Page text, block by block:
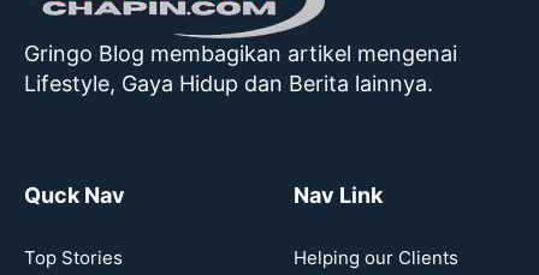
Gringo Blog membagikan artikel mengenai
Lifestyle, Gaya Hidup dan Berita lainnya.
Quck Nav
Top Stories
Nav Link
Helping our Clients